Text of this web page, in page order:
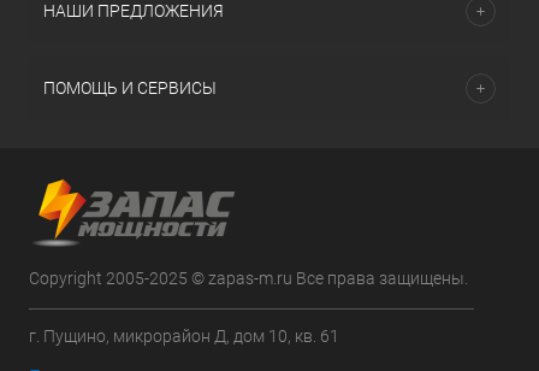
НАШИ ПРЕДЛОЖЕНИЯ
ПОМОЩЬ И СЕРВИСЫ
Copyright 2005-2025 © zapas-m.ru Все права защищены.
г. Пущино, микрорайон Д, дом 10, кв. 61